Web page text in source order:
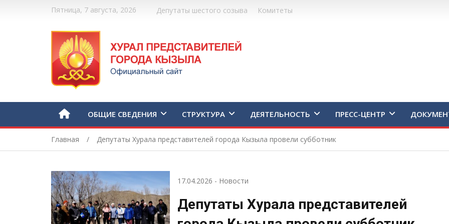
Пятница, 7 августа, 2026 Депутаты шестого созыва Комитеты
ОБЩИЕ СВЕДЕНИЯ СТРУКТУРА ДЕЯТЕЛЬНОСТЬ ПРЕСС-ЦЕНТР
Главная Депутаты Хурала представителей города Кызыла провели субботник
17.04.2026 - Новости
Депутаты Хурала представителей